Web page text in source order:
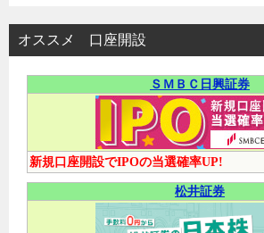
オススメ 口座開設
ＳＭＢＣ日興証券
新規口座開設でIPOの当選確率UP!
松井証券